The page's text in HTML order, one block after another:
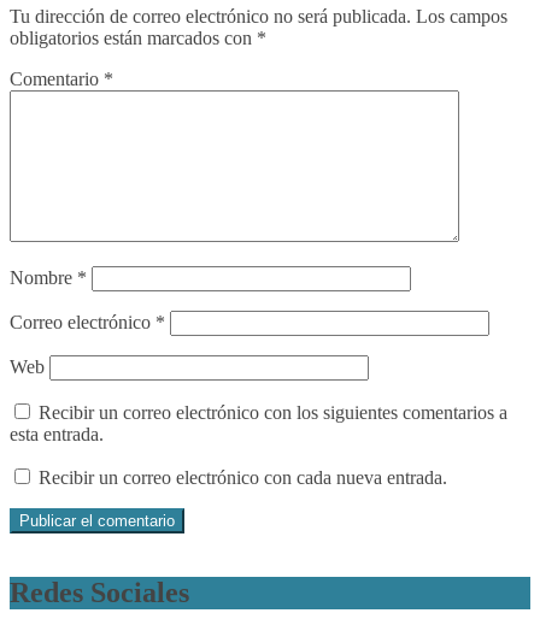
Tu dirección de correo electrónico no será publicada. Los campos
obligatorios están marcados con *
Comentario *
Nombre *
Correo electrónico *
Web
Recibir un correo electrónico con los siguientes comentarios a
esta entrada.
Recibir un correo electrónico con cada nueva entrada.
Redes Sociales